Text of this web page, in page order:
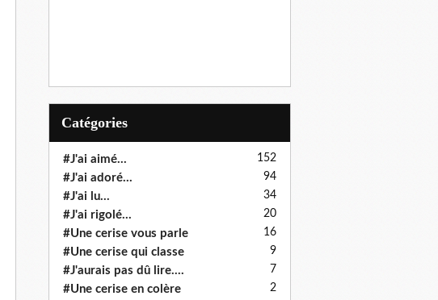
Catégories
#J'ai aimé... 152
#J'ai adoré... 94
#J'ai lu... 34
#J'ai rigolé... 20
#Une cerise vous parle 16
#Une cerise qui classe 9
#J'aurais pas dû lire.... 7
#Une cerise en colère 2